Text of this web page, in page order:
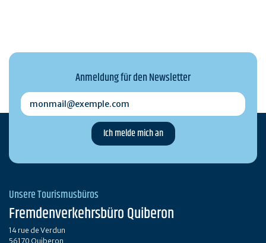
Anmeldung für den Newsletter
monmail@exemple.com
Unsere Tourismusbüros
Fremdenverkehrsbüro Quiberon
14 rue de Verdun
56170 Quiberon